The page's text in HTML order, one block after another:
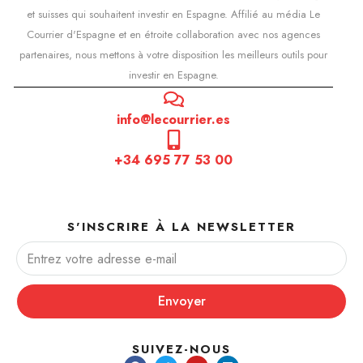
et suisses qui souhaitent investir en Espagne. Affilié au média Le
Courrier d'Espagne et en étroite collaboration avec nos agences
partenaires, nous mettons à votre disposition les meilleurs outils pour
investir en Espagne.
info@lecourrier.es
+34 695 77 53 00
S'INSCRIRE À LA NEWSLETTER
Envoyer
SUIVEZ-NOUS